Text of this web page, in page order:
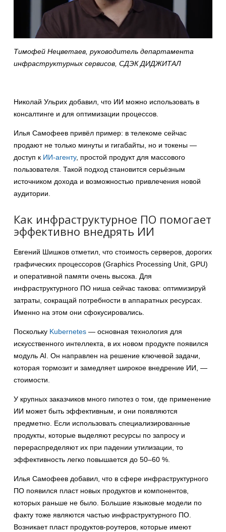
Тимофей Нецветаев, руководитель департамента
инфраструктурных сервисов, СДЭК ДИДЖИТАЛ
Николай Ульрих добавил, что ИИ можно использовать в
консалтинге и для оптимизации процессов.
Илья Самофеев привёл пример: в телекоме сейчас
продают не только минуты и гигабайты, но и токены —
доступ к ИИ-агенту, простой продукт для массового
пользователя. Такой подход становится серьёзным
источником дохода и возможностью привлечения новой
аудитории.
Как инфраструктурное ПО помогает
эффективно внедрять ИИ
Евгений Шишков отметил, что стоимость серверов, дорогих
графических процессоров (Graphics Processing Unit, GPU)
и оперативной памяти очень высока. Для
инфраструктурного ПО ниша сейчас такова: оптимизируй
затраты, сокращай потребности в аппаратных ресурсах.
Именно на этом они сфокусировались.
Поскольку Kubernetes — основная технология для
искусственного интеллекта, в их новом продукте появился
модуль AI. Он направлен на решение ключевой задачи,
которая тормозит и замедляет широкое внедрение ИИ, —
стоимости.
У крупных заказчиков много гипотез о том, где применение
ИИ может быть эффективным, и они появляются
предметно. Если использовать специализированные
продукты, которые выделяют ресурсы по запросу и
перераспределяют их при падении утилизации, то
эффективность легко повышается до 50–60 %.
Илья Самофеев добавил, что в сфере инфраструктурного
ПО появился пласт новых продуктов и компонентов,
которых раньше не было. Большие языковые модели по
факту тоже являются частью инфраструктурного ПО.
Возникает пласт продуктов-роутеров, которые имеют